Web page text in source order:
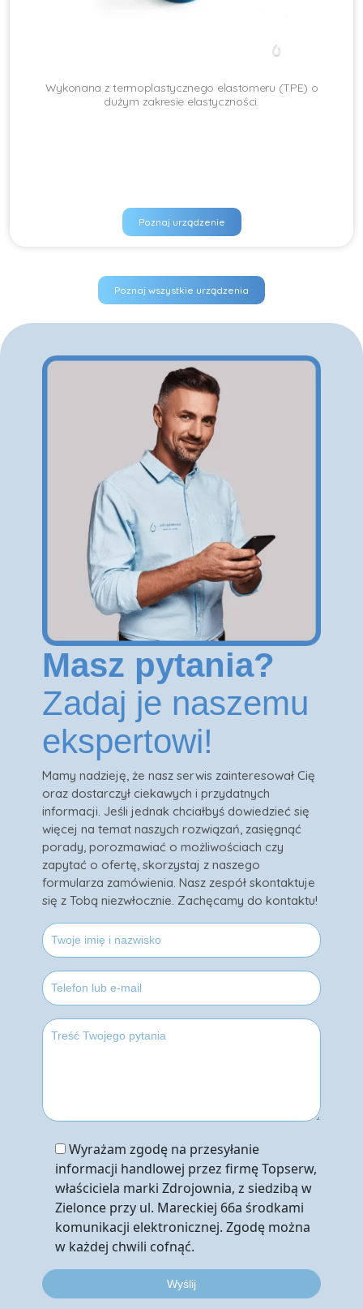
Wykonana z termoplastycznego elastomeru (TPE) o
dużym zakresie elastyczności.
Poznaj urządzenie
Poznaj wszystkie urządzenia
Masz pytania?
Zadaj je naszemu
ekspertowi!
Mamy nadzieję, że nasz serwis zainteresował Cię
oraz dostarczył ciekawych i przydatnych
informacji. Jeśli jednak chciałbyś dowiedzieć się
więcej na temat naszych rozwiązań, zasięgnąć
porady, porozmawiać o możliwościach czy
zapytać o ofertę, skorzystaj z naszego
formularza zamówienia. Nasz zespół skontaktuje
się z Tobą niezwłocznie. Zachęcamy do kontaktu!
Wyrażam zgodę na przesyłanie
informacji handlowej przez firmę Topserw,
właściciela marki Zdrojownia, z siedzibą w
Zielonce przy ul. Mareckiej 66a środkami
komunikacji elektronicznej. Zgodę można
w każdej chwili cofnąć.